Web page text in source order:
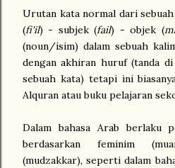
Urutan kata normal dari
(fi'il) - subjek (fail) - objek (
(noun/isim) dalam sebuah
dengan akhiran huruf (tanda
sebuah kata) tetapi ini
Alquran atau buku pelajaran
Dalam bahasa Arab berlaku
berdasarkan feminim
(mudzakkar), seperti dalam